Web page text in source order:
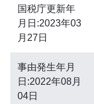
国税庁更新年
月日:2023年03
月27日
事由発生年月
日:2022年08月
04日